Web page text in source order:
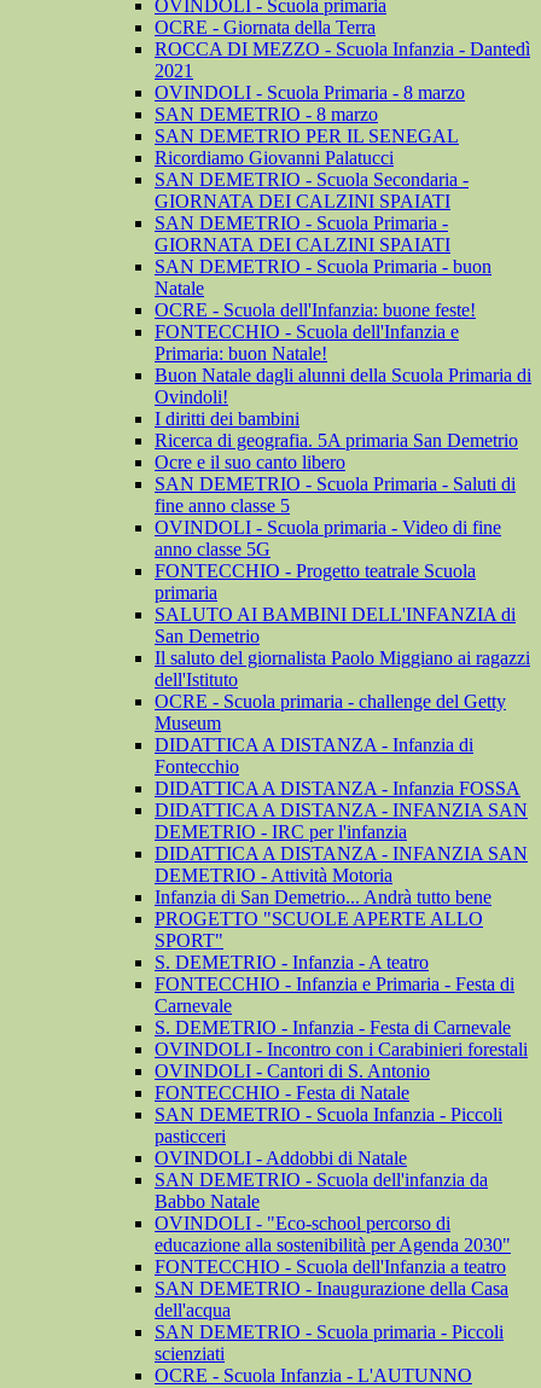
OVINDOLI - Scuola primaria
OCRE - Giornata della Terra
ROCCA DI MEZZO - Scuola Infanzia - Dantedì
2021
OVINDOLI - Scuola Primaria - 8 marzo
SAN DEMETRIO - 8 marzo
SAN DEMETRIO PER IL SENEGAL
Ricordiamo Giovanni Palatucci
SAN DEMETRIO - Scuola Secondaria -
GIORNATA DEI CALZINI SPAIATI
SAN DEMETRIO - Scuola Primaria -
GIORNATA DEI CALZINI SPAIATI
SAN DEMETRIO - Scuola Primaria - buon
Natale
OCRE - Scuola dell'Infanzia: buone feste!
FONTECCHIO - Scuola dell'Infanzia e
Primaria: buon Natale!
Buon Natale dagli alunni della Scuola Primaria di
Ovindoli!
I diritti dei bambini
Ricerca di geografia. 5A primaria San Demetrio
Ocre e il suo canto libero
SAN DEMETRIO - Scuola Primaria - Saluti di
fine anno classe 5
OVINDOLI - Scuola primaria - Video di fine
anno classe 5G
FONTECCHIO - Progetto teatrale Scuola
primaria
SALUTO AI BAMBINI DELL'INFANZIA di
San Demetrio
Il saluto del giornalista Paolo Miggiano ai ragazzi
dell'Istituto
OCRE - Scuola primaria - challenge del Getty
Museum
DIDATTICA A DISTANZA - Infanzia di
Fontecchio
DIDATTICA A DISTANZA - Infanzia FOSSA
DIDATTICA A DISTANZA - INFANZIA SAN
DEMETRIO - IRC per l'infanzia
DIDATTICA A DISTANZA - INFANZIA SAN
DEMETRIO - Attività Motoria
Infanzia di San Demetrio... Andrà tutto bene
PROGETTO "SCUOLE APERTE ALLO
SPORT"
S. DEMETRIO - Infanzia - A teatro
FONTECCHIO - Infanzia e Primaria - Festa di
Carnevale
S. DEMETRIO - Infanzia - Festa di Carnevale
OVINDOLI - Incontro con i Carabinieri forestali
OVINDOLI - Cantori di S. Antonio
FONTECCHIO - Festa di Natale
SAN DEMETRIO - Scuola Infanzia - Piccoli
pasticceri
OVINDOLI - Addobbi di Natale
SAN DEMETRIO - Scuola dell'infanzia da
Babbo Natale
OVINDOLI - "Eco-school percorso di
educazione alla sostenibilità per Agenda 2030"
FONTECCHIO - Scuola dell'Infanzia a teatro
SAN DEMETRIO - Inaugurazione della Casa
dell'acqua
SAN DEMETRIO - Scuola primaria - Piccoli
scienziati
OCRE - Scuola Infanzia - L'AUTUNNO